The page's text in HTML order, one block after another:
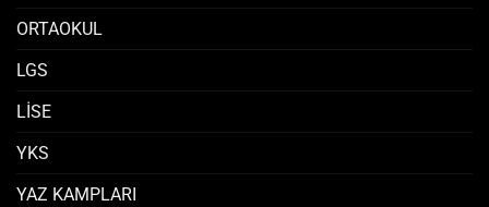
ORTAOKUL
LGS
LİSE
YKS
YAZ KAMPLARI